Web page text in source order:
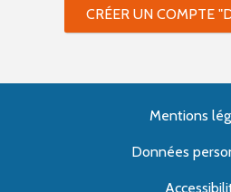
CRÉER UN COMPTE
Mentions
Données